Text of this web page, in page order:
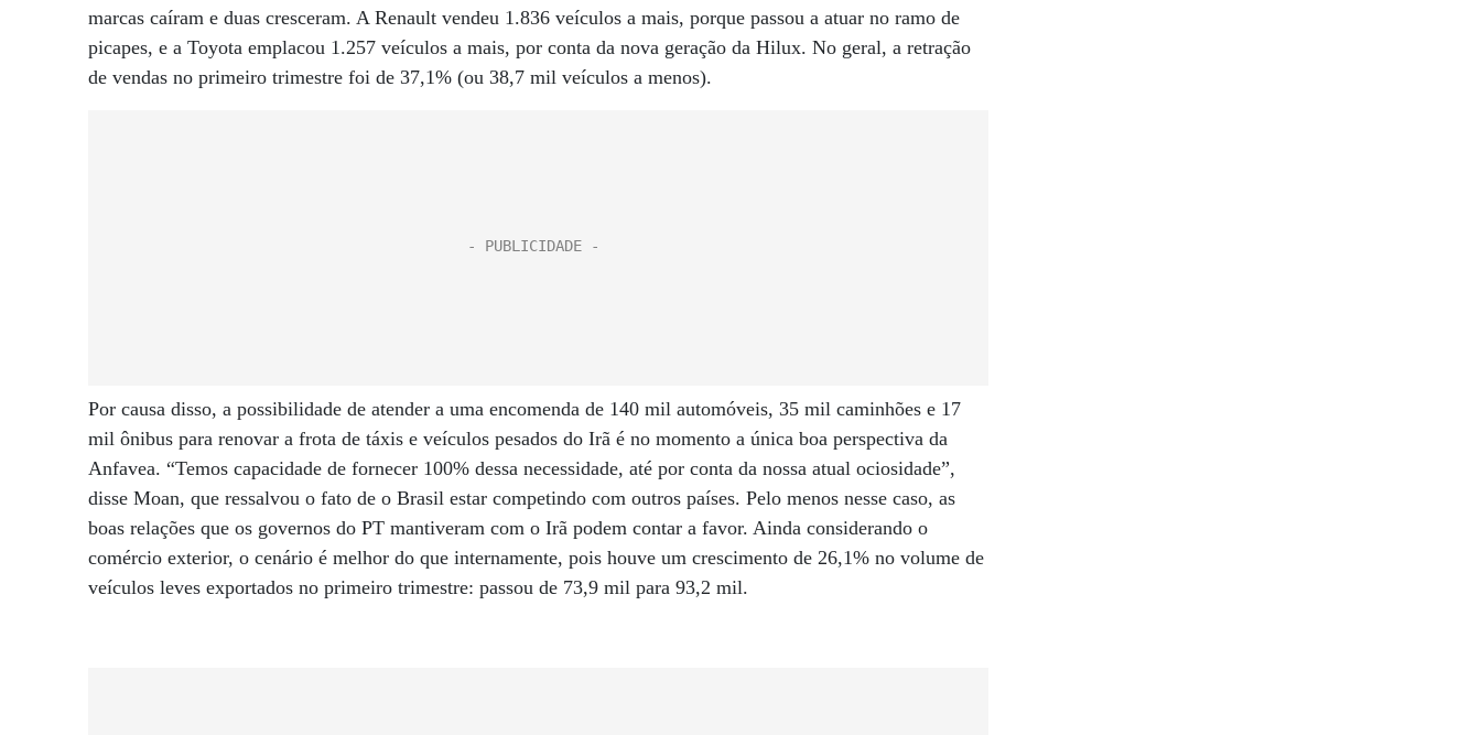
marcas caíram e duas cresceram. A Renault vendeu 1.836 veículos a mais, porque passou a atuar no ramo de
picapes, e a Toyota emplacou 1.257 veículos a mais, por conta da nova geração da Hilux. No geral, a retração
de vendas no primeiro trimestre foi de 37,1% (ou 38,7 mil veículos a menos).
Por causa disso, a possibilidade de atender a uma encomenda de 140 mil automóveis, 35 mil caminhões e 17
mil ônibus para renovar a frota de táxis e veículos pesados do Irã é no momento a única boa perspectiva da
Anfavea. “Temos capacidade de fornecer 100% dessa necessidade, até por conta da nossa atual ociosidade”,
disse Moan, que ressalvou o fato de o Brasil estar competindo com outros países. Pelo menos nesse caso, as
boas relações que os governos do PT mantiveram com o Irã podem contar a favor. Ainda considerando o
comércio exterior, o cenário é melhor do que internamente, pois houve um crescimento de 26,1% no volume de
veículos leves exportados no primeiro trimestre: passou de 73,9 mil para 93,2 mil.